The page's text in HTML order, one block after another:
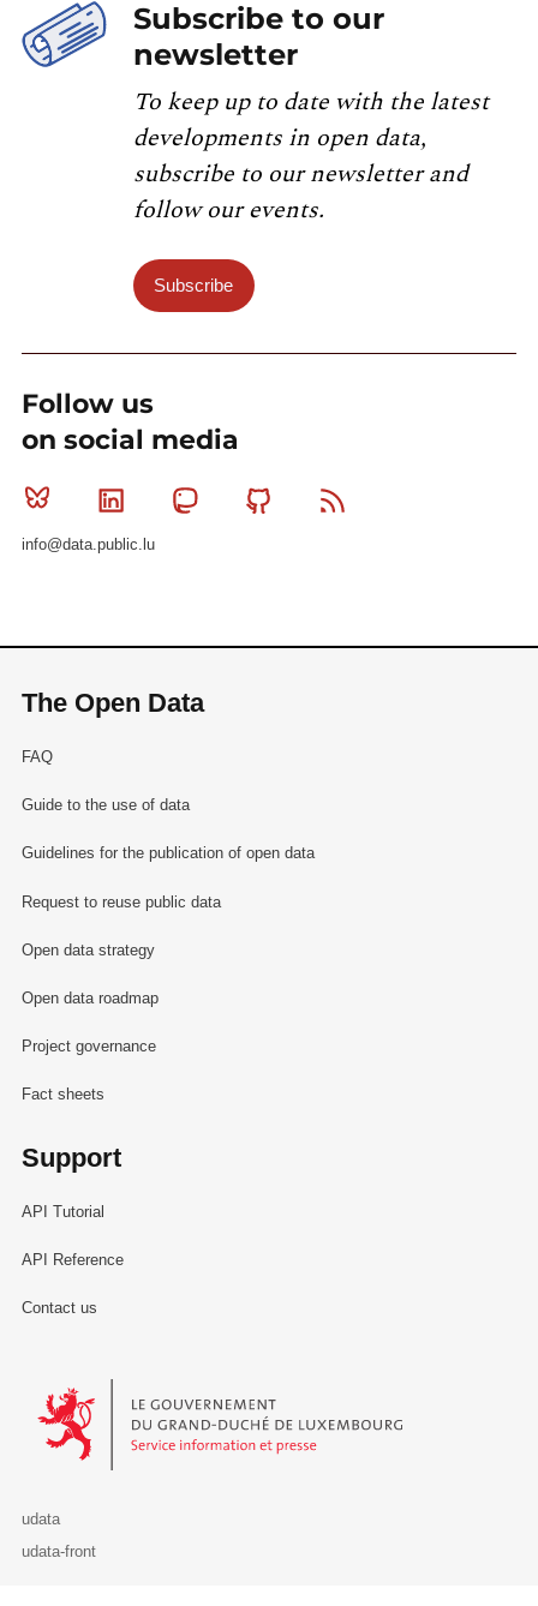
Subscribe to our
newsletter
To keep up to date with the latest
developments in open data,
subscribe to our newsletter and
follow our events.
Subscribe
Follow us
on social media
Bluesky Linkedin MastodonGithub
info@data.public.lu
The Open Data
FAQ
Guide to the use of data
Guidelines for the publication of open data
Request to reuse public data
Open data strategy
Open data roadmap
Project governance
Fact sheets
Support
API Tutorial
API Reference
Contact us
Le Gouvernement du Grand-Duché de Luxembourg - Service
udata
udata-front